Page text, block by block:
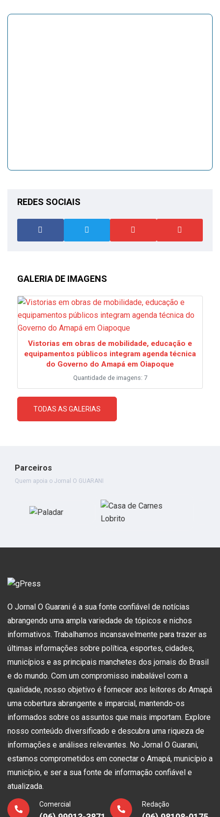
REDES SOCIAIS
GALERIA DE IMAGENS
Vistorias em obras de mobilidade, educação e
equipamentos públicos integram agenda técnica
do Governo do Amapá em Oiapoque
Quantidade de imagens: 7
TODAS AS GALERIAS
Parceiros
Quem apoia o Jornal O GUARANI
O Jornal O Guarani é a sua fonte confiável de notícias
abrangendo uma ampla variedade de tópicos e nichos
informativos. Trabalhamos incansavelmente para trazer as
últimas informações sobre política, esportes, cidades,
municípios e as principais manchetes dos jornais do Brasil
e do mundo. Com um compromisso inabalável com a
qualidade, nosso objetivo é fornecer aos leitores do Amapá
uma cobertura abrangente e imparcial, mantendo-os
informados sobre os assuntos que mais importam. Explore
nosso conteúdo diversificado e descubra uma riqueza de
informações e análises relevantes. No Jornal O Guarani,
estamos comprometidos em conectar o Amapá, município a
município, e ser a sua fonte de informação confiável e
atualizada.
Comercial Redação